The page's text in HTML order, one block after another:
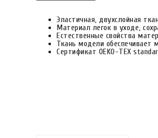
Эластичная, двухслойная
Материал легок в уходе,
Естественные свойства
Ткань модели обеспечивает
Сертификат OEKO-TEX